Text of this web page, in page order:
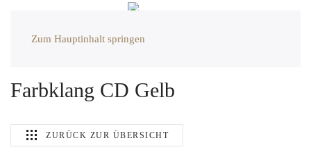
Zum Hauptinhalt springen
Farbklang CD Gelb
ZURÜCK ZUR ÜBERSICHT